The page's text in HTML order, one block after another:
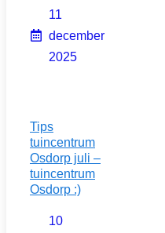
11
december
2025
Tips
tuincentrum
Osdorp juli –
tuincentrum
Osdorp :)
10